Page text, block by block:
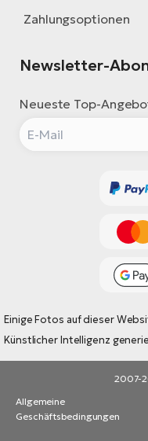
Zahlungsoptionen
Newsletter-
Neueste Top-
Einige Fotos auf dieser
Künstlicher Intelligenz
2007-
Allgemeine
Geschäftsbedingungen